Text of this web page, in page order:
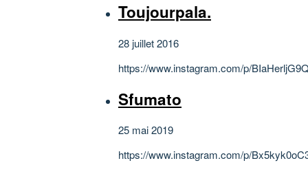
Toujourpala.
28 juillet 2016
https://www.instagram.com/p/
Sfumato
25 mai 2019
https://www.instagram.com/p/